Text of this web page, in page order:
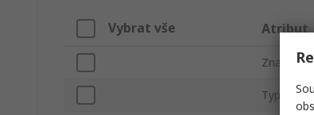
Vybrat vše Atribut
Značka
Typ